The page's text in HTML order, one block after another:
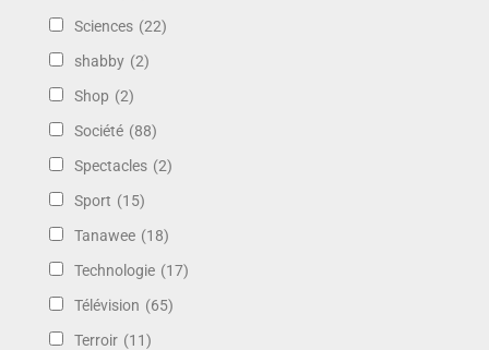
Sciences (22)
shabby (2)
Shop (2)
Société (88)
Spectacles (2)
Sport (15)
Tanawee (18)
Technologie (17)
Télévision (65)
Terroir (11)